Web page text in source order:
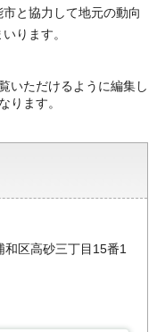
と協力して地元の動向
ります。
いただけるように編集し
ります。
和区高砂三丁目15番1